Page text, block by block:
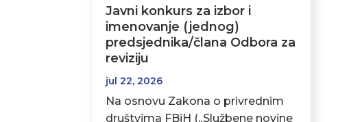
Javni konkurs za izbor i
imenovanje (jednog)
predsjednika/člana Odbora za
reviziju
jul 22, 2026
Na osnovu Zakona o privrednim
društvima FBiH („Službene novine